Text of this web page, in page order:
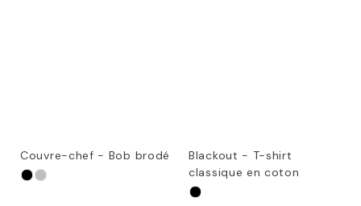
Couvre-chef - Bob brodé
Blackout - T-shirt
classique en coton